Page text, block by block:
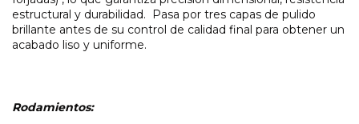
estructural y durabilidad. Pasa por tres capas de pulido
brillante antes de su control de calidad final para obtener un
acabado liso y uniforme.
Rodamientos: